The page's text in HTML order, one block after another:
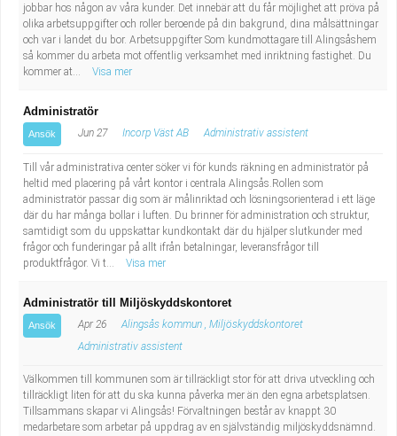
jobbar hos någon av våra kunder. Det innebär att du får möjlighet att pröva på
olika arbetsuppgifter och roller beroende på din bakgrund, dina målsättningar
och var i landet du bor. Arbetsuppgifter Som kundmottagare till Alingsåshem
så kommer du arbeta mot offentlig verksamhet med inriktning fastighet. Du
kommer at...
Visa mer
Administratör
Ansök Jun 27 Incorp Väst AB Administrativ assistent
Till vår administrativa center söker vi för kunds räkning en administratör på
heltid med placering på vårt kontor i centrala Alingsås.Rollen som
administratör passar dig som är målinriktad och lösningsorienterad i ett läge
där du har många bollar i luften. Du brinner för administration och struktur,
samtidigt som du uppskattar kundkontakt där du hjälper slutkunder med
frågor och funderingar på allt ifrån betalningar, leveransfrågor till
produktfrågor. Vi t...
Visa mer
Administratör till Miljöskyddskontoret
Ansök Apr 26
Alingsås kommun , Miljöskyddskontoret
Administrativ assistent
Välkommen till kommunen som är tillräckligt stor för att driva utveckling och
tillräckligt liten för att du ska kunna påverka mer än den egna arbetsplatsen.
Tillsammans skapar vi Alingsås! Förvaltningen består av knappt 30
medarbetare som arbetar på uppdrag av en självständig miljöskyddsnämnd.